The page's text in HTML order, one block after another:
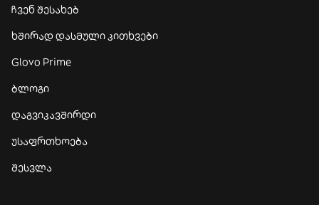
ჩვენ შესახებ
ხშირად დასმული კითხვები
Glovo Prime
ბლოგი
დაგვიკავშირდი
უსაფრთხოება
შესვლა